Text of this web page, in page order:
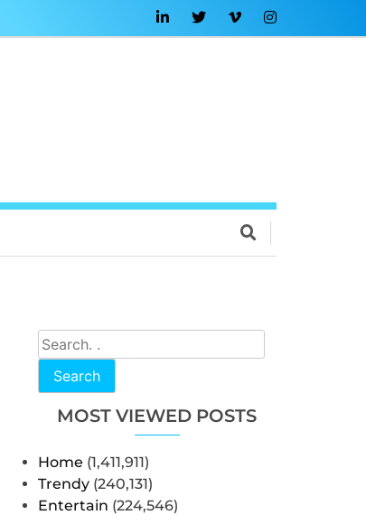
Search
MOST VIEWED POSTS
Home (1,411,911)
Trendy (240,131)
Entertain (224,546)